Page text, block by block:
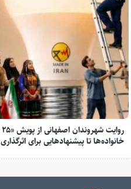
خانواده‌ها تا پیشنهادهایی برای